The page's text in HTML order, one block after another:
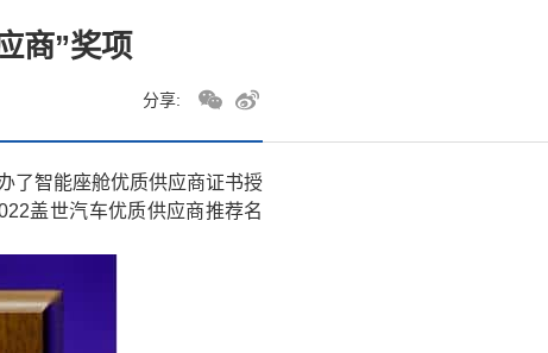
商”奖项
分享:
了智能座舱优质供应商证书授
盖世汽车优质供应商推荐名